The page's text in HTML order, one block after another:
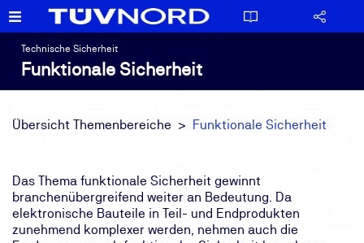
Technische Sicherheit
Funktionale Sicherheit
Übersicht Themenbereiche Funktionale Sicherheit
Das Thema funktionale Sicherheit gewinnt
branchenübergreifend weiter an Bedeutung. Da
elektronische Bauteile in Teil- und Endprodukten
zunehmend komplexer werden, nehmen auch die